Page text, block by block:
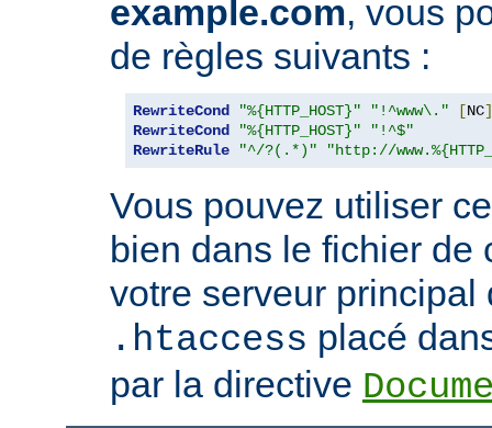
example.com, vous
de règles suivants :
RewriteCond "%{HTTP_HOST}" "!^www\." [NC]
RewriteCond
"%{HTTP_HOST}"
"!^$"
RewriteRule
"^/?(.*)" "http://
Vous pouvez utiliser
bien dans le fichier de
votre serveur principal
.htaccess placé
par la directive